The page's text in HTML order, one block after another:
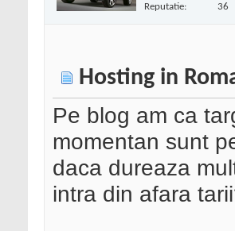
Reputatie: 36
Hosting in
Pe blog am ca
momentan sunt
daca dureaza
intra din afara